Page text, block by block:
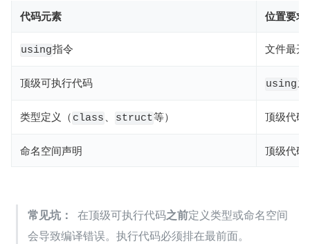
代码元素 位置要求
using指令 文件最开
顶级可执行代码 using
类型定义（ class struct等） 顶级代码
命名空间声明 顶级代码
常见坑：
  在顶级可执行代码
之前定义类型或命名空间
会导致编译错误。执行代码必须排在最前面。